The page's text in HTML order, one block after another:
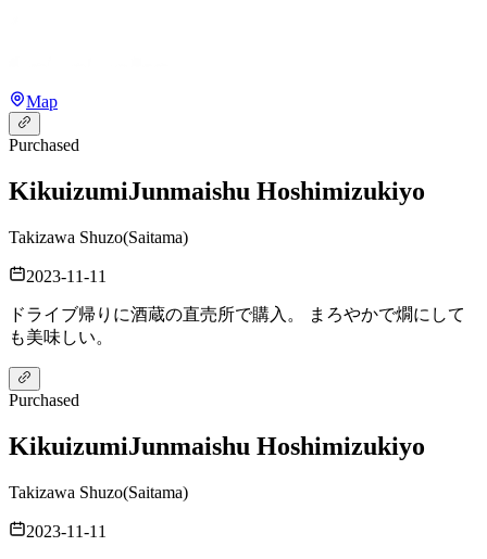
Map
Purchased
KikuizumiJunmaishu Hoshimizukiyo
Takizawa Shuzo(Saitama)
2023-11-11
ドライブ帰りに酒蔵の直売所で購入。 まろやかで燗にして
も美味しい。
Purchased
KikuizumiJunmaishu Hoshimizukiyo
Takizawa Shuzo(Saitama)
2023-11-11